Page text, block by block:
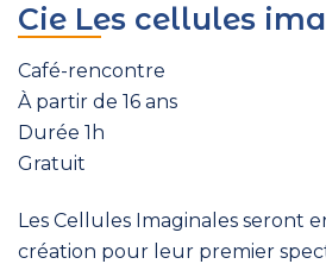
Cie Les cellules
Café-rencontre
À partir de 16 ans
Durée 1h
Gratuit
Les Cellules Imaginales seront
création pour leur premier